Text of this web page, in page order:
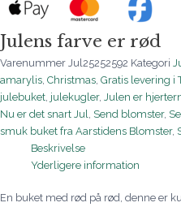
Julens farve er rød
Varenummer Jul25252592 Kategori
amarylis Christmas Gratis levering i
julebuket julekugler, Julen er
Nu er det snart Jul
Send blomster,
smuk buket fra Aarstidens Blomster,
Beskrivelse
Yderligere information
En buket med rød på rød, denne er